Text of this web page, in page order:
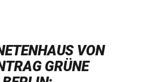
VON
GRÜNE